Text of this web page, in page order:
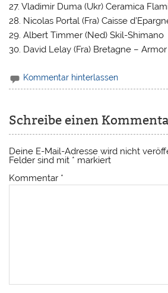
27. Vladimir Duma (Ukr) Ceramica
28. Nicolas Portal (Fra) Caisse
29. Albert Timmer (Ned) Skil-Shimano
30. David Lelay (Fra) Bretagne –
Kommentar hinterlassen
Schreibe einen
Deine E-Mail-Adresse wird nicht
Felder sind mit * markiert
Kommentar *